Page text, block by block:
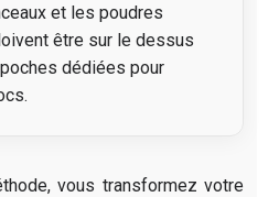
et les poudres
être sur le dessus
dédiées pour
vous transformez votre